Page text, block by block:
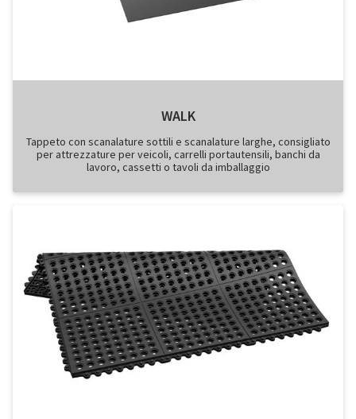
WALK
Tappeto con scanalature sottili e scanalature larghe, consigliato
per attrezzature per veicoli, carrelli portautensili, banchi da
lavoro, cassetti o tavoli da imballaggio